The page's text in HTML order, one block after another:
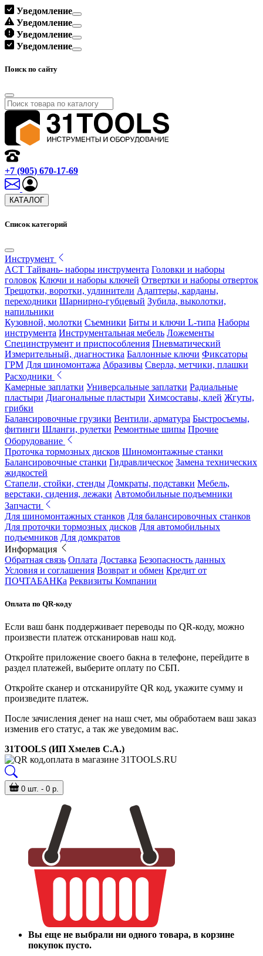
Уведомление
Уведомление
Уведомление
Уведомление
Поиск по сайту
+7 (905) 670-17-69
КАТАЛОГ
Список категорий
Инструмент
ACT Тайвань- наборы инструмента Головки и наборы
головок Ключи и наборы ключей Отвертки и наборы отверток
Трещотки, воротки, удлинители Адаптеры, карданы,
переходники Шарнирно-губцевый Зубила, выколотки,
напильники
Кузовной, молотки Съемники Биты и ключи L-типа Наборы
инструмента Инструментальная мебель Ложементы
Специнструмент и приспособления Пневматический
Измерительный, диагностика Баллонные ключи Фиксаторы
ГРМ Для шиномонтажа Абразивы Сверла, метчики, плашки
Расходники
Камерные заплатки Универсальные заплатки Радиальные
пластыри Диагональные пластыри Химсоставы, клей Жгуты,
грибки
Балансировочные грузики Вентили, арматура Быстросъемы,
фитинги Шланги, рулетки Ремонтные шипы Прочие
Оборудование
Проточка тормозных дисков Шиномонтажные станки
Балансировочные станки Гидравлическое Замена технических
жидкостей
Стапели, стойки, стенды Домкраты, подставки Мебель,
верстаки, сидения, лежаки Автомобильные подъемники
Запчасти
Для шиномонтажных станков Для балансировочных станков
Для проточки тормозных дисков Для автомобильных
подъемников Для домкратов
Информация
Обратная связь Оплата Доставка Безопасность данных
Условия и соглашения Возврат и обмен Кредит от
ПОЧТАБАНКа Реквизиты Компании
Оплата по QR-коду
Если ваш банк поддерживает переводы по QR-коду, можно
произвести платеж отсканировав наш код.
Откройте приложение своего бакна в телефоне, перейдите в
раздел платежей, выберите оплату по СБП.
Откройте сканер и отсканируйте QR код, укажите сумму и
произведите платеж.
После зачисления денег на наш счет, мы обработаем ваш заказ
изменив его статус, а так же уведомим вас.
31TOOLS (ИП Хмелев С.А.)
0 шт. - 0 р.
Вы еще не выбрали ни одного товара, в корзине
покупок пусто.